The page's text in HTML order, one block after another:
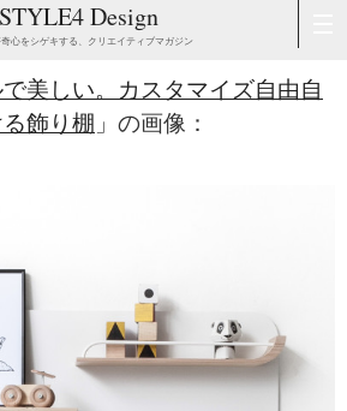
STYLE4 Design
心をシゲキする、クリエイティブマガジン
美しい。カスタマイズ自由自
飾り棚 」の画像：